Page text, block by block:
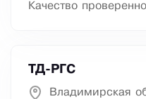
Качество
ТД-РГС
Владимирская